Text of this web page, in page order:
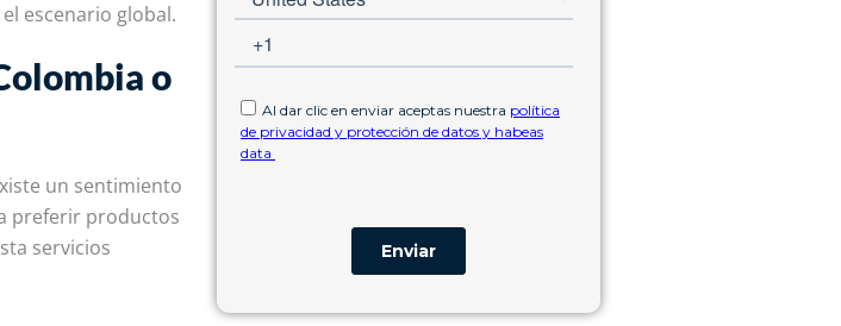
escenario global.
o
un sentimiento
preferir productos
servicios